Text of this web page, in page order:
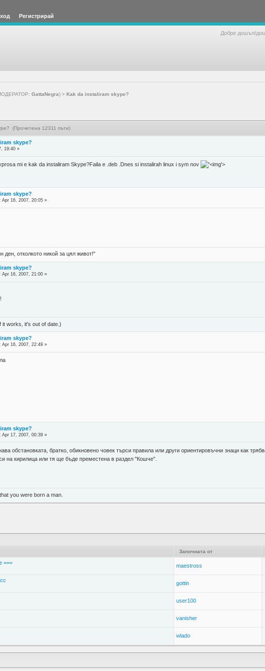
Регистрирай
Добре дошъл/
GattaNegra) > Kak da instaliram skype?
(Прочетена 12311 пъти)
skype?
19:40 »
mi e kak da instaliram Skype?Faila e .deb .Dnes si instalirah linux i sym nov '>
skype?
Apr 16, 2007, 20:05 »
ден, отколкото никой за цял живот!"
skype?
Apr 16, 2007, 21:00 »
!
it works, it's out of date.)
skype?
Apr 16, 2007, 22:49 »
skype?
Apr 17, 2007, 00:39 »
обстановката, братко, обикновено човек търси правила или други ориентировъчни знаци как
на кирилица или тя ще бъде преместена в раздел "Кошче".
you were born a man.
Започната от
=== maestross
gottin
user100
vanisher
wlado